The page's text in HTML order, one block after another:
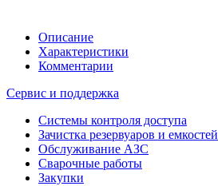
Описание
Характеристики
Комментарии
Сервис и поддержка
Системы контроля доступа
Зачистка резервуаров и емкостей
Обслуживание АЗС
Сварочные работы
Закупки